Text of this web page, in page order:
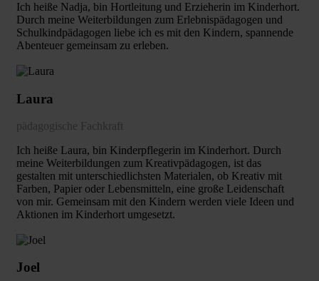
Ich heiße Nadja, bin Hortleitung und Erzieherin im Kinderhort.
Durch meine Weiterbildungen zum Erlebnispädagogen und
Schulkindpädagogen liebe ich es mit den Kindern, spannende
Abenteuer gemeinsam zu erleben.
Laura
pädagogische Fachkraft
Ich heiße Laura, bin Kinderpflegerin im Kinderhort. Durch
meine Weiterbildungen zum Kreativpädagogen, ist das
gestalten mit unterschiedlichsten Materialen, ob Kreativ mit
Farben, Papier oder Lebensmitteln, eine große Leidenschaft
von mir. Gemeinsam mit den Kindern werden viele Ideen und
Aktionen im Kinderhort umgesetzt.
Joel